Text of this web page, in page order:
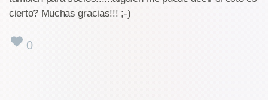
cierto? Muchas gracias!!! ;-)
0